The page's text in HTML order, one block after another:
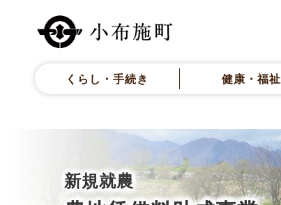
くらし・手続き 健康・福祉
新規就農